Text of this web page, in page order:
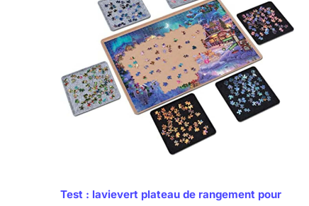
Test : lavievert plateau de rangement pour